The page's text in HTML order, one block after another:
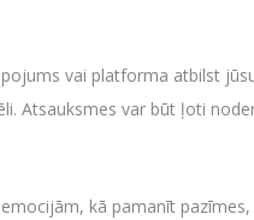
vai platforma atbilst
Atsauksmes var būt ļoti
kā pamanīt pazīmes,